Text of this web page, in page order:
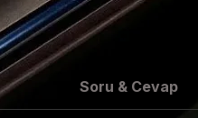
Soru & Cevap